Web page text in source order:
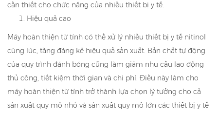
cần thiết cho chức năng của nhiều thiết bị y tế.
Hiệu quả cao
Máy hoàn thiện từ tính có thể xử lý nhiều thiết bị y tế nitinol
cùng lúc, tăng đáng kể hiệu quả sản xuất. Bản chất tự động
của quy trình đánh bóng cũng làm giảm nhu cầu lao động
thủ công, tiết kiệm thời gian và chi phí. Điều này làm cho
máy hoàn thiện từ tính trở thành lựa chọn lý tưởng cho cả
sản xuất quy mô nhỏ và sản xuất quy mô lớn các thiết bị y tế